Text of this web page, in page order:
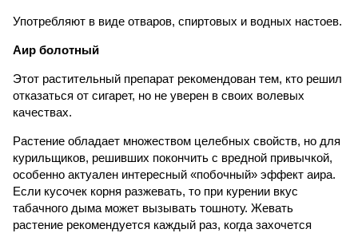
Употребляют в виде отваров, спиртовых и водных настоев.
Аир болотный
Этот растительный препарат рекомендован тем, кто решил
отказаться от сигарет, но не уверен в своих волевых
качествах.
Растение обладает множеством целебных свойств, но для
курильщиков, решивших покончить с вредной привычкой,
особенно актуален интересный «побочный» эффект аира.
Если кусочек корня разжевать, то при курении вкус
табачного дыма может вызывать тошноту. Жевать
растение рекомендуется каждый раз, когда захочется